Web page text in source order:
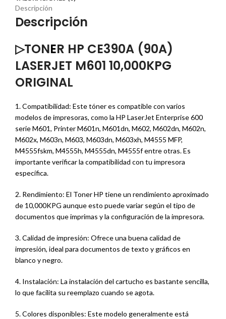
Descripción
Descripción
▷TONER HP CE390A (90A)
LASERJET M601 10,000KPG
ORIGINAL
1. Compatibilidad: Este tóner es compatible con varios
modelos de impresoras, como la HP LaserJet Enterprise 600
serie M601, Printer M601n, M601dn, M602, M602dn, M602n,
M602x, M603n, M603, M603dn, M603xh, M4555 MFP,
M4555fskm, M4555h, M4555dn, M4555f entre otras. Es
importante verificar la compatibilidad con tu impresora
específica.
2. Rendimiento: El Toner HP tiene un rendimiento aproximado
de 10,000KPG aunque esto puede variar según el tipo de
documentos que imprimas y la configuración de la impresora.
3. Calidad de impresión: Ofrece una buena calidad de
impresión, ideal para documentos de texto y gráficos en
blanco y negro.
4. Instalación: La instalación del cartucho es bastante sencilla,
lo que facilita su reemplazo cuando se agota.
5. Colores disponibles: Este modelo generalmente está